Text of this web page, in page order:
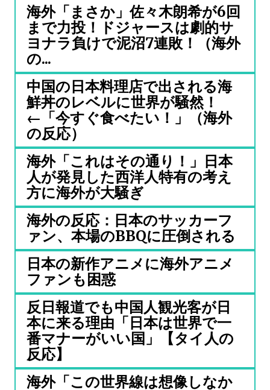
海外「まさか」佐々木朗希が6回
まで力投！ドジャースは劇的サ
ヨナラ負けで泥沼7連敗！（海外
の...
中国の日本料理店で出される海
鮮丼のレベルに世界が騒然！
←「今すぐ食べたい！」（海外
の反応）
海外「これはその通り！」日本
人が発見した西洋人特有の考え
方に海外が大騒ぎ
海外の反応：日本のサッカーフ
ァン、本場のBBQに圧倒される
日本の新作アニメに海外アニメ
ファンも困惑
反日報道でも中国人観光客が日
本に来る理由「日本は世界で一
番マナーがいい国」【タイ人の
反応】
海外「この世界線は想像しなか